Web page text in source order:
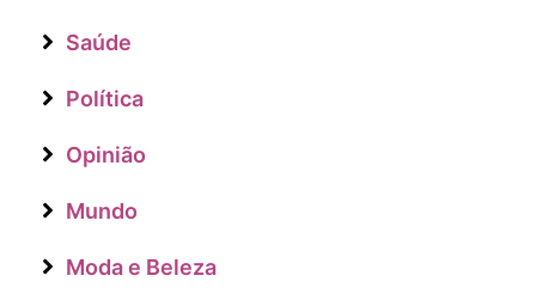
Saúde
Política
Opinião
Mundo
Moda e Beleza